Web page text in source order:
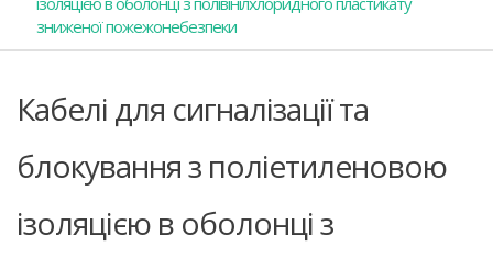
зниженої пожежонебезпеки
Кабелі для сигналізації та
блокування з поліетиленовою
ізоляцією в оболонці з